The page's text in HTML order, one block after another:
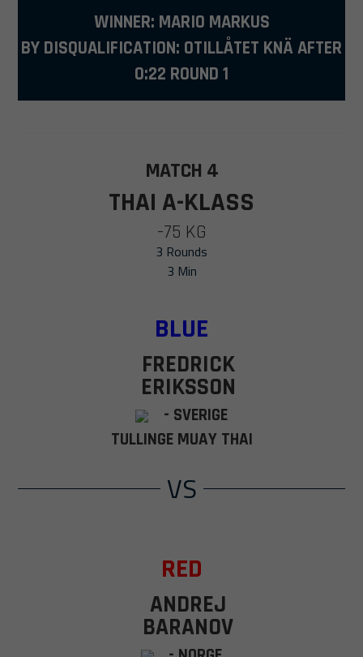
WINNER: MARIO MARKUS
BY DISQUALIFICATION: OTILLÅTET KNÄ AFTER
0:22 ROUND 1
MATCH 4
THAI A-KLASS
-75 KG
3 Rounds
3 Min
BLUE
FREDRICK
ERIKSSON
- SVERIGE
TULLINGE MUAY THAI
VS
RED
ANDREJ
BARANOV